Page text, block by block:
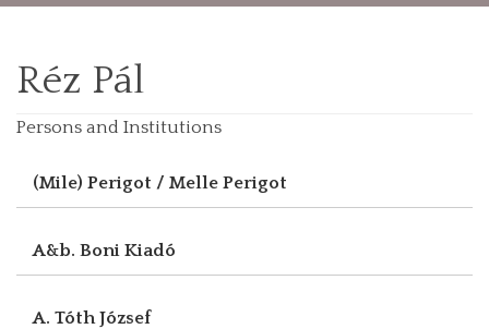
Réz Pál
Persons and Institutions
(Mile) Perigot / Melle Perigot
A&b. Boni Kiadó
A. Tóth József